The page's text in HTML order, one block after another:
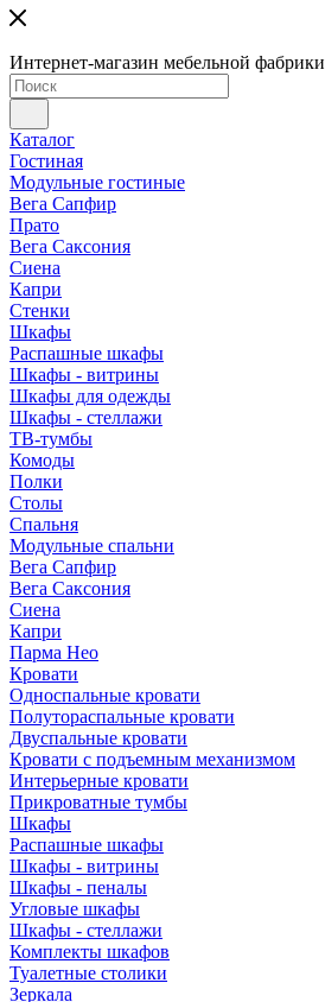
Интернет-магазин мебельной фабрики
Каталог
Гостиная
Модульные гостиные
Вега Сапфир
Прато
Вега Саксония
Сиена
Капри
Стенки
Шкафы
Распашные шкафы
Шкафы - витрины
Шкафы для одежды
Шкафы - стеллажи
ТВ-тумбы
Комоды
Полки
Столы
Спальня
Модульные спальни
Вега Сапфир
Вега Саксония
Сиена
Капри
Парма Нео
Кровати
Односпальные кровати
Полутораспальные кровати
Двуспальные кровати
Кровати с подъемным механизмом
Интерьерные кровати
Прикроватные тумбы
Шкафы
Распашные шкафы
Шкафы - витрины
Шкафы - пеналы
Угловые шкафы
Шкафы - стеллажи
Комплекты шкафов
Туалетные столики
Зеркала